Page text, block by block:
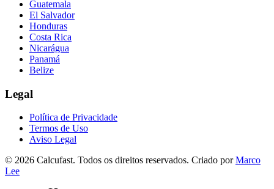
Guatemala
El Salvador
Honduras
Costa Rica
Nicarágua
Panamá
Belize
Legal
Política de Privacidade
Termos de Uso
Aviso Legal
© 2026 Calcufast. Todos os direitos reservados. Criado por Marco
Lee